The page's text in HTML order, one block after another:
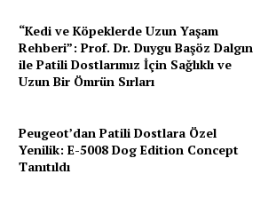
“Kedi ve Köpeklerde Uzun Yaşam
Rehberi”: Prof. Dr. Duygu Başöz Dalgın
ile Patili Dostlarımız İçin Sağlıklı ve
Uzun Bir Ömrün Sırları
Peugeot’dan Patili Dostlara Özel
Yenilik: E-5008 Dog Edition Concept
Tanıtıldı